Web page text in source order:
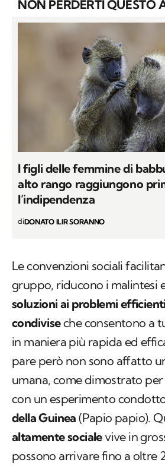
NON PERDERTI QUESTO
I figli delle femmine di
alto rango raggiungono
l’indipendenza
diDONATO ILIR SORANNO
Le convenzioni sociali
gruppo, riducono i malintesi
soluzioni ai problemi
condiviseche consentono a
in maniera più rapida ed
pare però non sono affatto
umana, come dimostrato
con un esperimento
della Guinea (Papio papio).
altamente socialevive in
possono arrivare fino a oltre